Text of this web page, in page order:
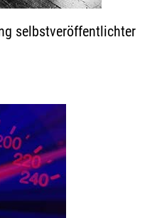
selbstveröffentlichter